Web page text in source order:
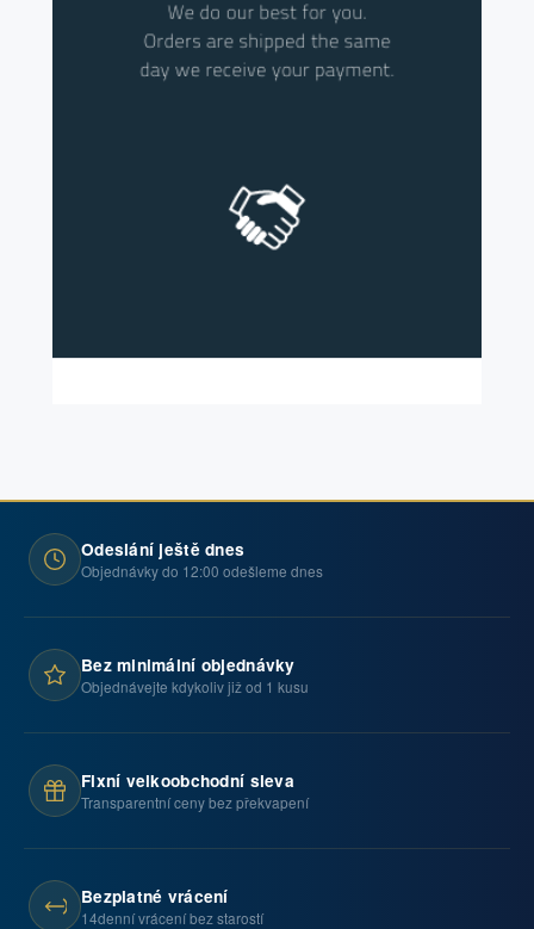
Odeslání ještě dnes
Objednávky do 12:00 odešleme dnes
Bez minimální objednávky
Objednávejte kdykoliv již od 1 kusu
Fixní velkoobchodní sleva
Transparentní ceny bez překvapení
Bezplatné vrácení
14denní vrácení bez starostí